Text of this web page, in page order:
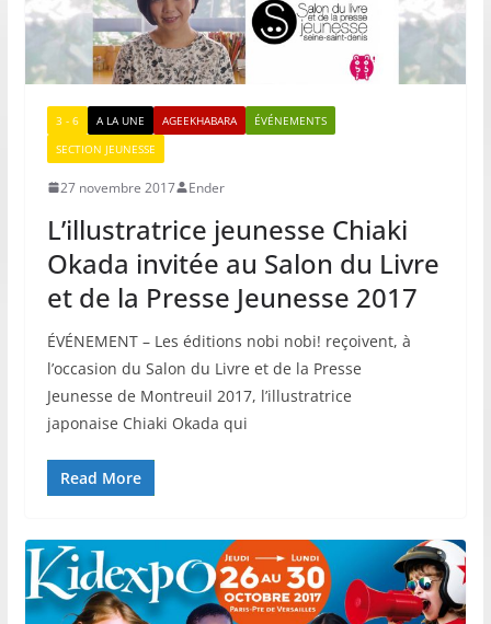
3 - 6 A LA UNE AGEEKHABARA
ÉVÉNEMENTS
SECTION JEUNESSE
27 novembre 2017 Ender
L’illustratrice jeunesse Chiaki
Okada invitée au Salon du Livre
et de la Presse Jeunesse 2017
ÉVÉNEMENT – Les éditions nobi nobi! reçoivent, à
l’occasion du Salon du Livre et de la Presse
Jeunesse de Montreuil 2017, l’illustratrice
japonaise Chiaki Okada qui
Read More